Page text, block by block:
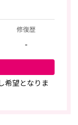
修復歴
-
希望となりま